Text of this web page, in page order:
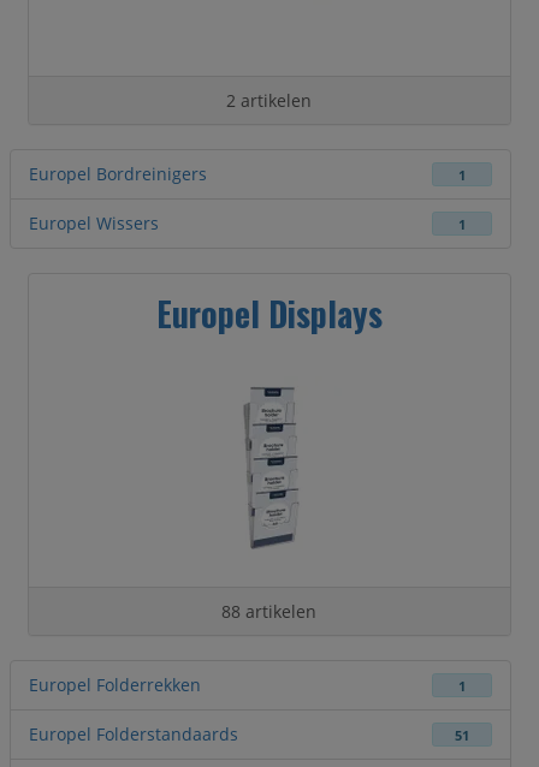
2 artikelen
Europel Bordreinigers 1
Europel Wissers 1
Europel Displays
88 artikelen
Europel Folderrekken 1
Europel Folderstandaards 51